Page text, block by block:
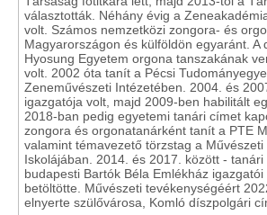
választották. Néhány évig a
volt. Számos nemzetközi zongora- és
Magyarországon és külföldön egyaránt. A
Hyosung Egyetem orgona tanszakának
volt. 2002 óta tanít a Pécsi
Zeneművészeti Intézetében. 2004. és
igazgatója volt, majd 2009-ben habilitált
2018-ban pedig egyetemi tanári címet
zongora és orgonatanárként tanít a PTE
valamint témavezető törzstag a Művészeti
Iskolájában. 2014. és 2017. között -
budapesti Bartók Béla Emlékház
betöltötte. Művészeti tevékenységéért
elnyerte szülővárosa, Komló díszpolgári